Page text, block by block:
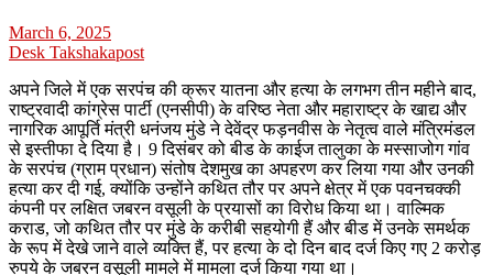
March 6, 2025
Desk Takshakapost
अपने जिले में एक सरपंच की क्रूर यातना और हत्या के लगभग तीन महीने बाद,
राष्ट्रवादी कांग्रेस पार्टी (एनसीपी) के वरिष्ठ नेता और महाराष्ट्र के खाद्य और
नागरिक आपूर्ति मंत्री धनंजय मुंडे ने देवेंद्र फड़नवीस के नेतृत्व वाले मंत्रिमंडल
से इस्तीफा दे दिया है। 9 दिसंबर को बीड के काईज तालुका के मस्साजोग गांव
के सरपंच (ग्राम प्रधान) संतोष देशमुख का अपहरण कर लिया गया और उनकी
हत्या कर दी गई, क्योंकि उन्होंने कथित तौर पर अपने क्षेत्र में एक पवनचक्की
कंपनी पर लक्षित जबरन वसूली के प्रयासों का विरोध किया था। वाल्मिक
कराड, जो कथित तौर पर मुंडे के करीबी सहयोगी हैं और बीड में उनके समर्थक
के रूप में देखे जाने वाले व्यक्ति हैं, पर हत्या के दो दिन बाद दर्ज किए गए 2 करोड़
रुपये के जबरन वसूली मामले में मामला दर्ज किया गया था।